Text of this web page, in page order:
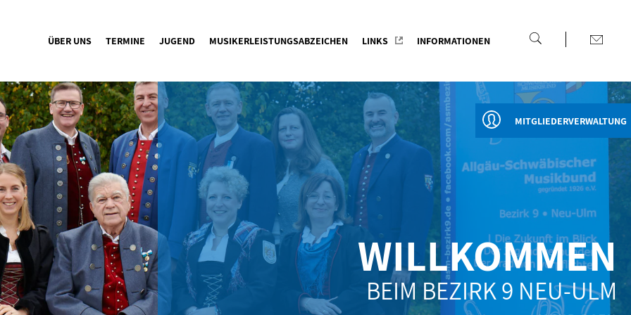
ÜBER UNS TERMINE JUGEND MUSIKERLEISTUNGSABZEICHEN LINKS INFORMATIONEN
WILLKOMMEN
BEIM BEZIRK 9 NEU-ULM
MITGLIEDERVERWALTUNG